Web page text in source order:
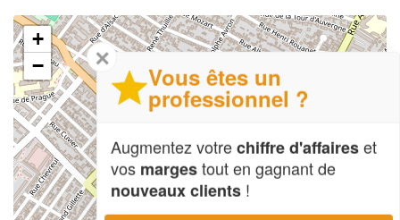
+
−
✕
Vous êtes un
professionnel ?
Augmentez votrechiffre d'affaireset
vos margestout en gagnant de
nouveaux clients !